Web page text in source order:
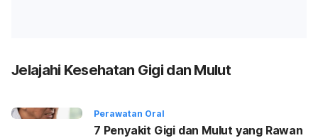
Jelajahi Kesehatan Gigi dan Mulut
Perawatan Oral
7 Penyakit Gigi dan Mulut yang Rawan